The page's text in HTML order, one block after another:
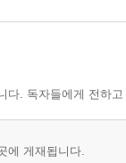
다. 독자들에게 전하
에 게재됩니다.